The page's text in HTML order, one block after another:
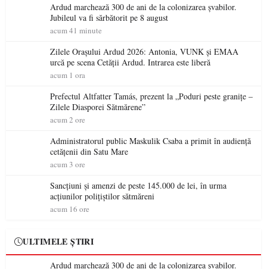
Ardud marchează 300 de ani de la colonizarea șvabilor.
Jubileul va fi sărbătorit pe 8 august
acum 41 minute
Zilele Orașului Ardud 2026: Antonia, VUNK și EMAA
urcă pe scena Cetății Ardud. Intrarea este liberă
acum 1 ora
Prefectul Altfatter Tamás, prezent la „Poduri peste granițe –
Zilele Diasporei Sătmărene”
acum 2 ore
Administratorul public Maskulik Csaba a primit în audiență
cetățenii din Satu Mare
acum 3 ore
Sancțiuni și amenzi de peste 145.000 de lei, în urma
acțiunilor polițiștilor sătmăreni
acum 16 ore
ULTIMELE ȘTIRI
Ardud marchează 300 de ani de la colonizarea șvabilor.